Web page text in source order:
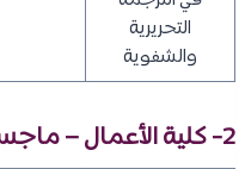
التحريرية
والشفوية
2- كلية الأعمال – ماجستير العلوم في المالية :